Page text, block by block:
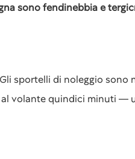
sono fendinebbia e
sportelli di noleggio sono
volante quindici minuti —